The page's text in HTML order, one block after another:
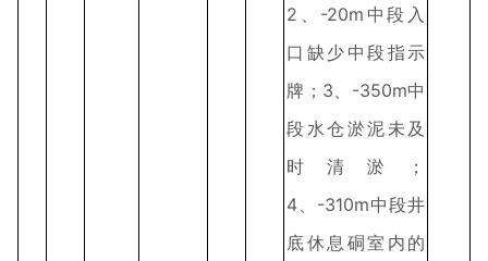
2、-20m中段入
口缺少中段指示
牌；3、-350m中
段水仓淤泥未及
时清淤；
4、-310m中段井
底休息硐室内的